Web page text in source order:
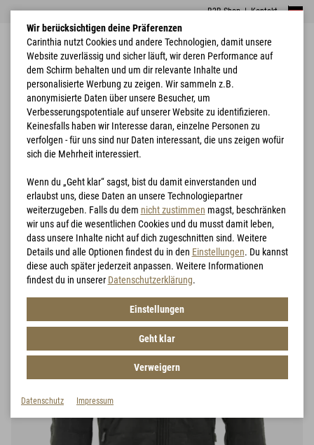
B2B Shop|Kontakt
Home Jagd Jagdbekleidung
Jagdbekleidung
Filtern
Wir berücksichtigen deine Präferenzen
Carinthia nutzt Cookies und andere Technologien, damit unsere
Website zuverlässig und sicher läuft, wir deren Performance auf
dem Schirm behalten und um dir relevante Inhalte und
personalisierte Werbung zu zeigen. Wir sammeln z.B.
anonymisierte Daten über unsere Besucher, um
Verbesserungspotentiale auf unserer Website zu identifizieren.
Keinesfalls haben wir Interesse daran, einzelne Personen zu
verfolgen - für uns sind nur Daten interessant, die uns zeigen wofür
sich die Mehrheit interessiert.
Wenn du „Geht klar“ sagst, bist du damit einverstanden und
erlaubst uns, diese Daten an unsere Technologiepartner
weiterzugeben. Falls du dem nicht zustimmen magst, beschränken
wir uns auf die wesentlichen Cookies und du musst damit leben,
dass unsere Inhalte nicht auf dich zugeschnitten sind. Weitere
Details und alle Optionen findest du in den Einstellungen. Du kannst
diese auch später jederzeit anpassen. Weitere Informationen
findest du in unserer Datenschutzerklärung.
Einstellungen
Geht klar
Verweigern
Datenschutz Impressum